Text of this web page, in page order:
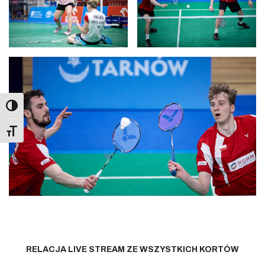
Toggle Font size
RELACJA LIVE STREAM ZE WSZYSTKICH KORTÓW